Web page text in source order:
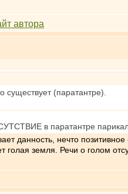
существует (паратантре).
в паратантре
данность, нечто
голая земля. Речи о голом